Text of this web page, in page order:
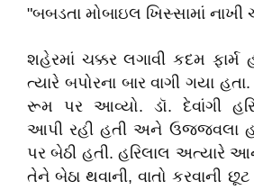
"બબડતા મોબાઇલ ખિસ્સામાં નાખી
શહેરમાં ચક્કર લગાવી કદમ ફાર્મ
ત્યારે બપોરના બાર વાગી ગયા
રૂમ પર આવ્યો. ડૉ. દેવાંગી
આપી રહી હતી અને ઉજ્જવલા
પર બેઠી હતી. હરિલાલ અત્યારે
તેને બેઠા થવાની, વાતો કરવાની